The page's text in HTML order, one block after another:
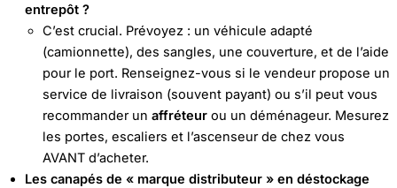
entrepôt ?
C’est crucial. Prévoyez : un véhicule adapté
(camionnette), des sangles, une couverture, et de l’aide
pour le port. Renseignez-vous si le vendeur propose un
service de livraison (souvent payant) ou s’il peut vous
recommander un affréteur ou un déménageur. Mesurez
les portes, escaliers et l’ascenseur de chez vous
AVANT d’acheter.
Les canapés de « marque distributeur » en déstockage